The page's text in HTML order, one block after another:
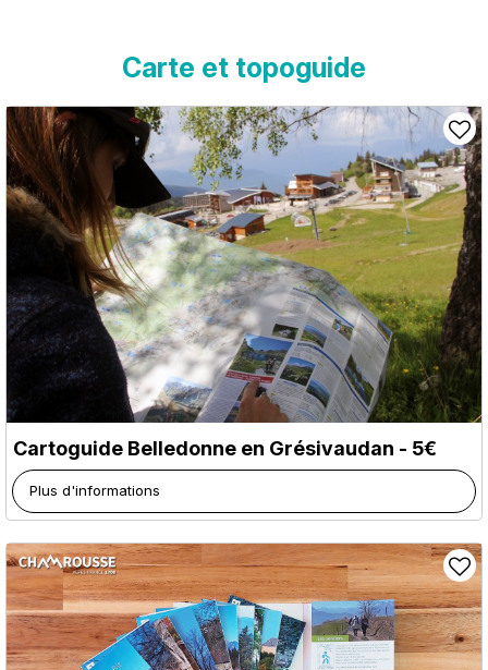
Carte et topoguide
Cartoguide Belledonne en Grésivaudan - 5€
Plus d'informations